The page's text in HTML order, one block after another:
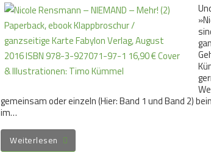
gemeinsam oder einzeln (Hier: Band 1 und Band 2)
im…
Weiterlesen